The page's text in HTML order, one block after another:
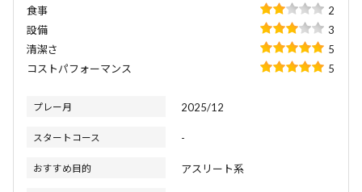
食事
2
設備
3
清潔さ
5
コストパフォーマンス
5
プレー月 2025/12
スタートコース -
おすすめ目的 アスリート系